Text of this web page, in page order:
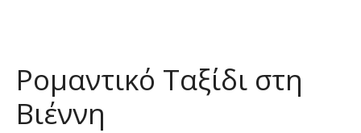
Ρομαντικό Ταξίδι στη
Βιέννη